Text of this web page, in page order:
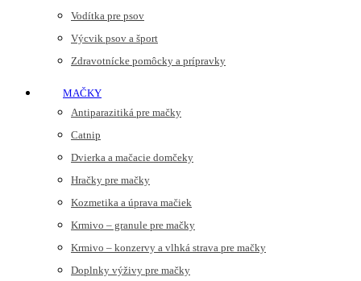
Vodítka pre psov
Výcvik psov a šport
Zdravotnícke pomôcky a prípravky
MAČKY
Antiparazitiká pre mačky
Catnip
Dvierka a mačacie domčeky
Hračky pre mačky
Kozmetika a úprava mačiek
Krmivo – granule pre mačky
Krmivo – konzervy a vlhká strava pre mačky
Doplnky výživy pre mačky